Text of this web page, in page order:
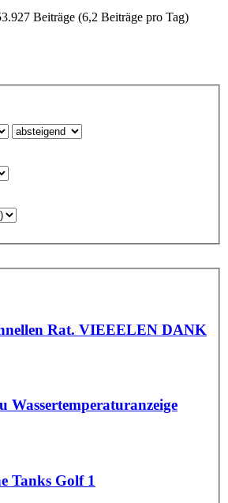
Beiträge (6,2 Beiträge pro Tag)
Rat. VIEEELEN DANK
Wassertemperaturanzeige
Tanks Golf 1